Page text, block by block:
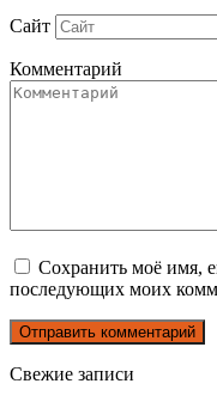
Сайт
Комментарий
Сохранить моё имя,
последующих моих
Свежие записи